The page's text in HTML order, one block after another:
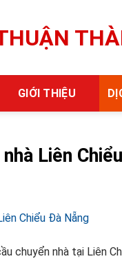
GIỚI THIỆU
Liên
chuyển nhà tại Liên